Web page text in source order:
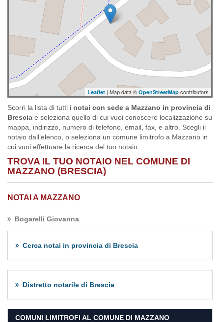
Leaflet | Map data © OpenStreetMap contributors
Scorri la lista di tutti i notai con sede a Mazzano in provincia di
Brescia e seleziona quello di cui vuoi conoscere localizzazione su
mappa, indirizzo, numero di telefono, email, fax, e altro. Scegli il
notaio dall’elenco, o seleziona un comune limitrofo a Mazzano in
cui vuoi effettuare la ricerca del tuo notaio.
TROVA IL TUO NOTAIO NEL COMUNE DI
MAZZANO (BRESCIA)
NOTAI A MAZZANO
Bogarelli Giovanna
Cerca notai in provincia di Brescia
Distretto notarile di Brescia
COMUNI LIMITROFI AL COMUNE DI MAZZANO